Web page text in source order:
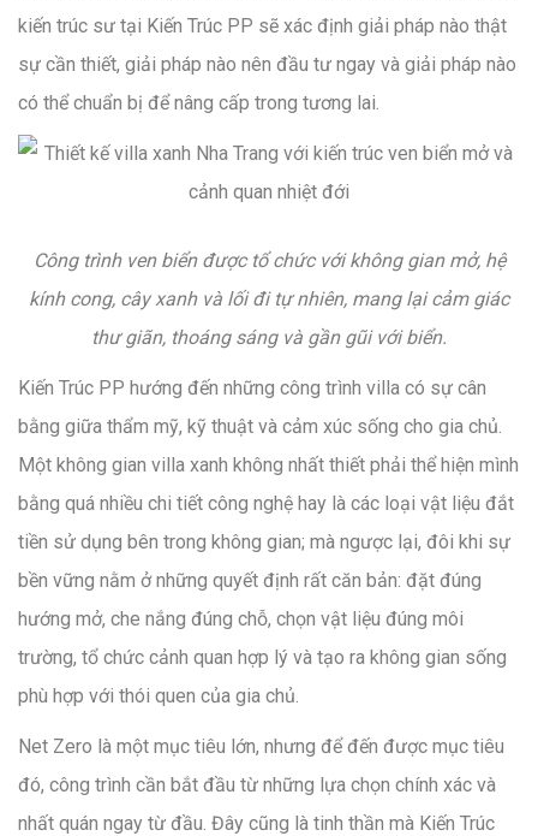
kiến trúc sư tại Kiến Trúc PP sẽ xác định giải pháp nào thật
sự cần thiết, giải pháp nào nên đầu tư ngay và giải pháp nào
có thể chuẩn bị để nâng cấp trong tương lai.
Công trình ven biển được tổ chức với không gian mở, hệ
kính cong, cây xanh và lối đi tự nhiên, mang lại cảm giác
thư giãn, thoáng sáng và gần gũi với biển.
Kiến Trúc PP hướng đến những công trình villa có sự cân
bằng giữa thẩm mỹ, kỹ thuật và cảm xúc sống cho gia chủ.
Một không gian villa xanh không nhất thiết phải thể hiện mình
bằng quá nhiều chi tiết công nghệ hay là các loại vật liệu đắt
tiền sử dụng bên trong không gian; mà ngược lại, đôi khi sự
bền vững nằm ở những quyết định rất căn bản: đặt đúng
hướng mở, che nắng đúng chỗ, chọn vật liệu đúng môi
trường, tổ chức cảnh quan hợp lý và tạo ra không gian sống
phù hợp với thói quen của gia chủ.
Net Zero là một mục tiêu lớn, nhưng để đến được mục tiêu
đó, công trình cần bắt đầu từ những lựa chọn chính xác và
nhất quán ngay từ đầu. Đây cũng là tinh thần mà Kiến Trúc